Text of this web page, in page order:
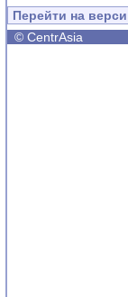
Перейти на
© CentrAsia